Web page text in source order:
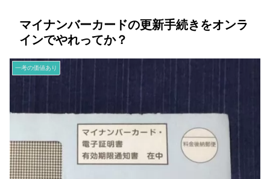
マイナンバーカードの更新手続きをオンラ
インでやれってか？
一考の価値あり